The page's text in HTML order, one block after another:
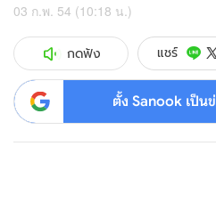
03 ก.พ. 54 (10:18 น.)
กดฟัง แชร์
ตั้ง Sanook เป็น